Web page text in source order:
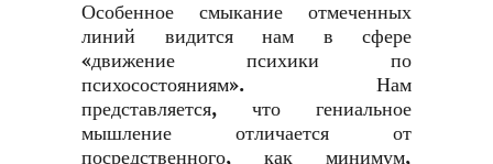
Особенное смыкание отмеченных
линий видится нам в сфере
«движение психики по
психосостояниям». Нам
представляется, что гениальное
мышление отличается от
посредственного, как минимум,